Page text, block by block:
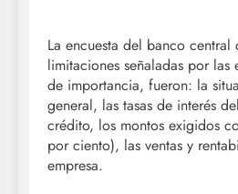
La encuesta del banco central
limitaciones señaladas por las
de importancia, fueron: la
general, las tasas de interés
crédito, los montos exigidos
por ciento), las ventas y
empresa.